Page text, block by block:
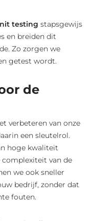
testing stapsgewijs
en breiden dit
Zo zorgen we
getest wordt.
de
verbeteren van onze
een sleutelrol.
hoge kwaliteit
complexiteit van de
we ook sneller
bedrijf, zonder dat
fouten.